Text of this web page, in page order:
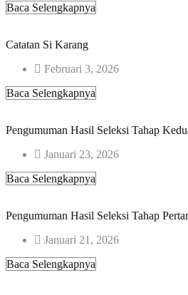
Baca Selengkapnya
Catatan Si Karang
Februari 3, 2026
Baca Selengkapnya
Pengumuman Hasil Seleksi Tahap
Januari 23, 2026
Baca Selengkapnya
Pengumuman Hasil Seleksi Tahap
Januari 21, 2026
Baca Selengkapnya